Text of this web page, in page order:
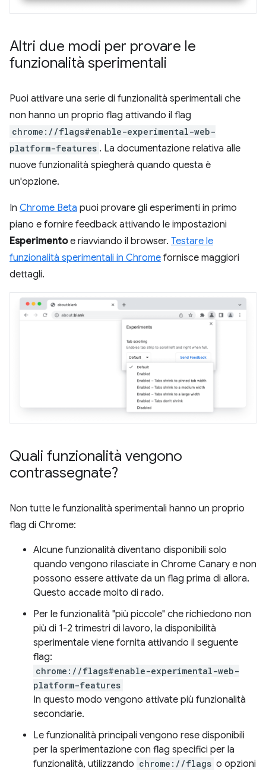
Altri due modi per provare le
funzionalità sperimentali
Puoi attivare una serie di funzionalità sperimentali che
non hanno un proprio flag attivando il flag
chrome://flags#enable-experimental-web-
platform-features . La documentazione relativa alle
nuove funzionalità spiegherà quando questa è
un'opzione.
In Chrome Beta puoi provare gli esperimenti in primo
piano e fornire feedback attivando le impostazioni
Esperimentoe riavviando il browser. Testare le
funzionalità sperimentali in Chrome fornisce maggiori
dettagli.
Quali funzionalità vengono
contrassegnate?
Non tutte le funzionalità sperimentali hanno un proprio
flag di Chrome:
Alcune funzionalità diventano disponibili solo
quando vengono rilasciate in Chrome Canary e non
possono essere attivate da un flag prima di allora.
Questo accade molto di rado.
Per le funzionalità "più piccole" che richiedono non
più di 1-2 trimestri di lavoro, la disponibilità
sperimentale viene fornita attivando il seguente
flag:
chrome://flags#enable-experimental-web-
platform-features
In questo modo vengono attivate più funzionalità
secondarie.
Le funzionalità principali vengono rese disponibili
per la sperimentazione con flag specifici per la
funzionalità, utilizzando chrome://flags o opzioni